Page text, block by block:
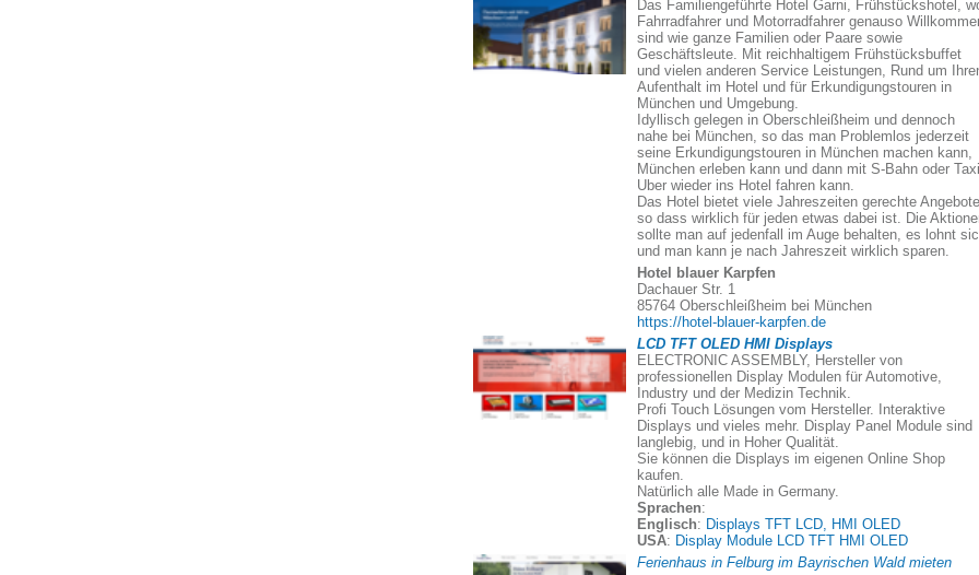
Das Familiengeführte Hotel Garni, Frühstückshotel,
Fahrradfahrer und Motorradfahrer genauso
sind wie ganze Familien oder Paare sowie
Geschäftsleute. Mit reichhaltigem Frühstücksbuffet
und vielen anderen Service Leistungen, Rund um
Aufenthalt im Hotel und für Erkundigungstouren in
München und Umgebung.
Idyllisch gelegen in Oberschleißheim und dennoch
nahe bei München, so das man Problemlos jederzeit
seine Erkundigungstouren in München machen kann,
München erleben kann und dann mit S-Bahn oder
Uber wieder ins Hotel fahren kann.
Das Hotel bietet viele Jahreszeiten gerechte
so dass wirklich für jeden etwas dabei ist. Die
sollte man auf jedenfall im Auge behalten, es lohnt
und man kann je nach Jahreszeit wirklich sparen.
Hotel blauer Karpfen
Dachauer Str. 1
85764 Oberschleißheim bei München
https://hotel-blauer-karpfen.de
LCD TFT OLED HMI Displays
ELECTRONIC ASSEMBLY, Hersteller von
professionellen Display Modulen für Automotive,
Industry und der Medizin Technik.
Profi Touch Lösungen vom Hersteller. Interaktive
Displays und vieles mehr. Display Panel Module sind
langlebig, und in Hoher Qualität.
Sie können die Displays im eigenen Online Shop
kaufen.
Natürlich alle Made in Germany.
Sprachen:
Englisch: Displays TFT LCD, HMI OLED
USA: Display Module LCD TFT HMI OLED
Ferienhaus in Felburg im Bayrischen Wald mieten